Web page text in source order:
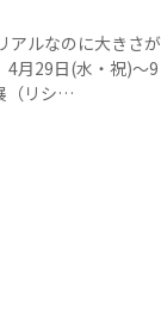
アルなのに大きさが
4月29日(水・祝)～9
（リシ…